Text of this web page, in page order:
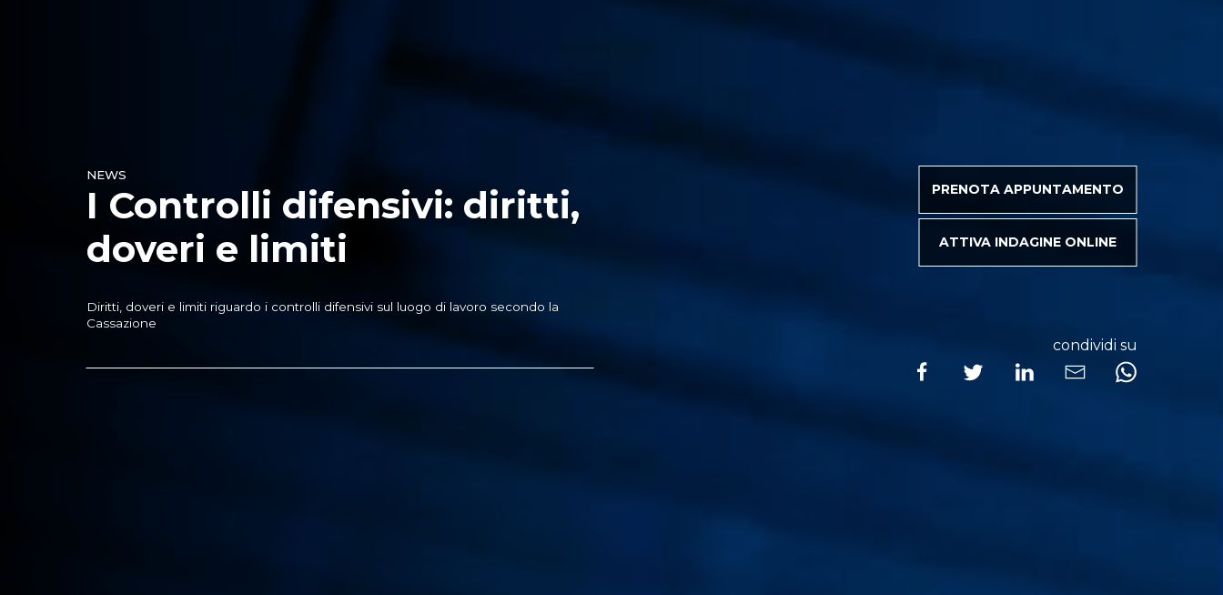
NEWS
I Controlli difensivi: diritti,
doveri e limiti
Diritti, doveri e limiti riguardo i controlli difensivi sul luogo di lavoro secondo la
Cassazione
PRENOTA APPUNTAMENTO
ATTIVA INDAGINE ONLINE
condividi su